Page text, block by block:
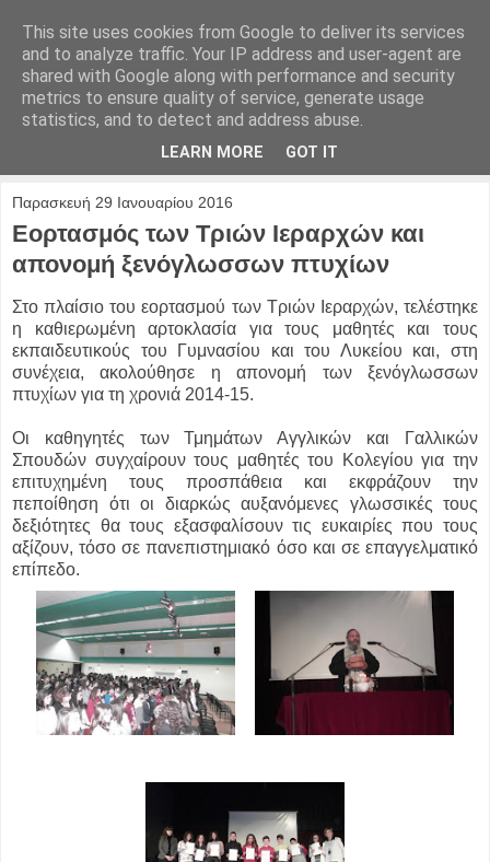
Παρασκευή 29 Ιανουαρίου 2016
Εορτασμός των Τριών Ιεραρχών και
απονομή ξενόγλωσσων πτυχίων
Στο πλαίσιο του εορτασμού των Τριών Ιεραρχών, τελέστηκε
η καθιερωμένη αρτοκλασία για τους μαθητές και τους
εκπαιδευτικούς του Γυμνασίου και του Λυκείου και, στη
συνέχεια, ακολούθησε η απονομή των ξενόγλωσσων
πτυχίων για τη χρονιά 2014-15.
Οι καθηγητές των Τμημάτων Αγγλικών και Γαλλικών
Σπουδών συγχαίρουν τους μαθητές του Κολεγίου για την
επιτυχημένη τους προσπάθεια και εκφράζουν την
πεποίθηση ότι οι διαρκώς αυξανόμενες γλωσσικές τους
δεξιότητες θα τους εξασφαλίσουν τις ευκαιρίες που τους
αξίζουν, τόσο σε πανεπιστημιακό όσο και σε επαγγελματικό
επίπεδο.
This site uses cookies from Google to deliver its services
and to analyze traffic. Your IP address and user-agent are
shared with Google along with performance and security
metrics to ensure quality of service, generate usage
statistics, and to detect and address abuse.
LEARN MORE GOT IT